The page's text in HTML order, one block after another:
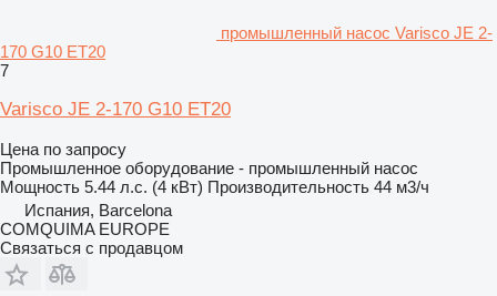
промышленный насос Varisco JE 2-
170 G10 ET20
7
Varisco JE 2-170 G10 ET20
Цена по запросу
Промышленное оборудование - промышленный насос
Мощность 5.44 л.с. (4 кВт) Производительность 44 м3/ч
Испания, Barcelona
COMQUIMA EUROPE
Связаться с продавцом